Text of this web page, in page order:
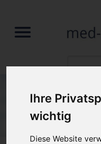
Ihre
wichtig
Diese Website